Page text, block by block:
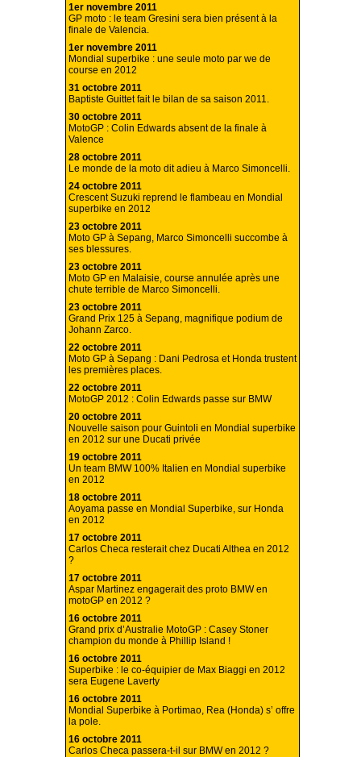
1er novembre 2011
GP moto : le team Gresini sera bien présent à la
finale de Valencia.
1er novembre 2011
Mondial superbike : une seule moto par we de
course en 2012
31 octobre 2011
Baptiste Guittet fait le bilan de sa saison 2011.
30 octobre 2011
MotoGP : Colin Edwards absent de la finale à
Valence
28 octobre 2011
Le monde de la moto dit adieu à Marco Simoncelli.
24 octobre 2011
Crescent Suzuki reprend le flambeau en Mondial
superbike en 2012
23 octobre 2011
Moto GP à Sepang, Marco Simoncelli succombe à
ses blessures.
23 octobre 2011
Moto GP en Malaisie, course annulée après une
chute terrible de Marco Simoncelli.
23 octobre 2011
Grand Prix 125 à Sepang, magnifique podium de
Johann Zarco.
22 octobre 2011
Moto GP à Sepang : Dani Pedrosa et Honda trustent
les premières places.
22 octobre 2011
MotoGP 2012 : Colin Edwards passe sur BMW
20 octobre 2011
Nouvelle saison pour Guintoli en Mondial superbike
en 2012 sur une Ducati privée
19 octobre 2011
Un team BMW 100% Italien en Mondial superbike
en 2012
18 octobre 2011
Aoyama passe en Mondial Superbike, sur Honda
en 2012
17 octobre 2011
Carlos Checa resterait chez Ducati Althea en 2012
?
17 octobre 2011
Aspar Martinez engagerait des proto BMW en
motoGP en 2012 ?
16 octobre 2011
Grand prix d’Australie MotoGP : Casey Stoner
champion du monde à Phillip Island !
16 octobre 2011
Superbike : le co-équipier de Max Biaggi en 2012
sera Eugene Laverty
16 octobre 2011
Mondial Superbike à Portimao, Rea (Honda) s’ offre
la pole.
16 octobre 2011
Carlos Checa passera-t-il sur BMW en 2012 ?